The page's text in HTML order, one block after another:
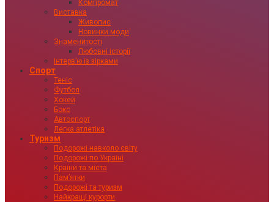
Компромат
Виставка
Живопис
Новинки моди
Знаменитості
Любовні історії
Інтервʼю із зірками
Спорт
Теніс
Футбол
Хокей
Бокс
Автоспорт
Легка атлетіка
Туризм
Подорожі навколо світу
Подорожі по Україні
Країни та міста
Пам’ятки
Подорожі та туризм
Найкращі курорти